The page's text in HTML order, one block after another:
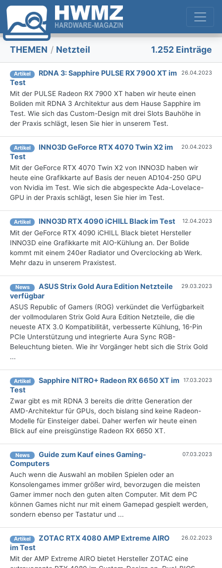
THEMEN / Netzteil 1.252 Einträge
Artikel
RDNA 3: Sapphire PULSE RX 7900 XT im
Test
26.04.2023
Mit der PULSE Radeon RX 7900 XT haben wir heute einen
Boliden mit RDNA 3 Architektur aus dem Hause Sapphire im
Test. Wie sich das Custom-Design mit drei Slots Bauhöhe in
der Praxis schlägt, lesen Sie hier in unserem Test.
Artikel
INNO3D GeForce RTX 4070 Twin X2 im
Test
20.04.2023
Mit der GeForce RTX 4070 Twin X2 von INNO3D haben wir
heute eine Grafikkarte auf Basis der neuen AD104-250 GPU
von Nvidia im Test. Wie sich die abgespeckte Ada-Lovelace-
GPU in der Praxis schlägt, lesen Sie hier im Test.
Artikel INNO3D RTX 4090 iCHILL Black im Test 12.04.2023
Mit der GeForce RTX 4090 iCHILL Black bietet Hersteller
INNO3D eine Grafikkarte mit AIO-Kühlung an. Der Bolide
kommt mit einem 240er Radiator und Overclocking ab Werk.
Mehr dazu in unserem Praxistest.
News
ASUS Strix Gold Aura Edition Netzteile
verfügbar
29.03.2023
ASUS Republic of Gamers (ROG) verkündet die Verfügbarkeit
der vollmodularen Strix Gold Aura Edition Netzteile, die die
neueste ATX 3.0 Kompatibilität, verbesserte Kühlung, 16-Pin
PCIe Unterstützung und integrierte Aura Sync RGB-
Beleuchtung bieten. Wie ihr Vorgänger hebt sich die Strix Gold
...
Artikel
Sapphire NITRO+ Radeon RX 6650 XT im
Test
17.03.2023
Zwar gibt es mit RDNA 3 bereits die dritte Generation der
AMD-Architektur für GPUs, doch bislang sind keine Radeon-
Modelle für Einsteiger dabei. Daher werfen wir heute einen
Blick auf eine preisgünstige Radeon RX 6650 XT.
News
Guide zum Kauf eines Gaming-
Computers
07.03.2023
Auch wenn die Auswahl an mobilen Spielen oder an
Konsolengames immer größer wird, bevorzugen die meisten
Gamer immer noch den guten alten Computer. Mit dem PC
können Games nicht nur mit einem Gamepad gespielt werden,
sondern ebenso per Tastatur und ...
Artikel
ZOTAC RTX 4080 AMP Extreme AIRO
im Test
26.02.2023
Mit der AMP Extreme AIRO bietet Hersteller ZOTAC eine